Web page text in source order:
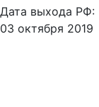
Дата выхода РФ:
03 октября 2019